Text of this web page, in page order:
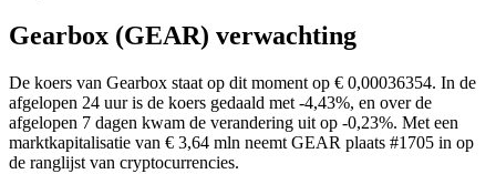
Gearbox (GEAR) verwachting
De koers van Gearbox staat op dit moment op € 0,00036354. In de
afgelopen 24 uur is de koers gedaald met -4,43%, en over de
afgelopen 7 dagen kwam de verandering uit op -0,23%. Met een
marktkapitalisatie van € 3,64 mln neemt GEAR plaats #1705 in op
de ranglijst van cryptocurrencies.